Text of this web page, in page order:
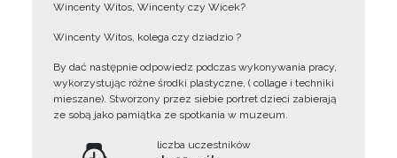
Wincenty Witos, Wincenty czy Wicek?
Wincenty Witos, kolega czy dziadzio ?
By dać następnie odpowiedz podczas wykonywania pracy,
wykorzystując różne środki plastyczne, ( collage i techniki
mieszane). Stworzony przez siebie portret dzieci zabierają
ze sobą jako pamiątka ze spotkania w muzeum.
liczba uczestników